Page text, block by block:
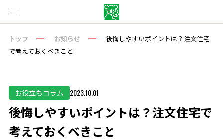
トップ お知らせ
後悔しやすいポイントは？注文住宅
で考えておくべきこと
お役立ちコラム 2023.10.01
後悔しやすいポイントは？注文住宅で
考えておくべきこと